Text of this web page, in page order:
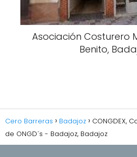
Asociación Costurero
Benito,
Cero Barreras Badajoz
CONGDEX,
de ONGD´s - Badajoz, Badajoz